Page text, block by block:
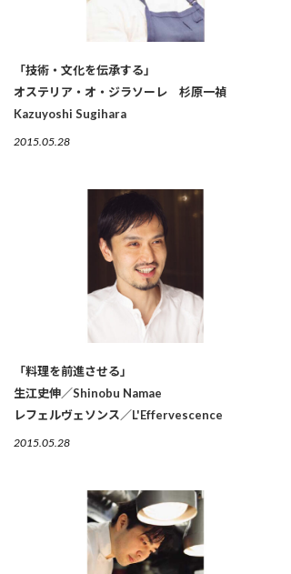
「技術・文化を伝承する」
オステリア・オ・ジラソーレ 杉原一禎
Kazuyoshi Sugihara
2015.05.28
「料理を前進させる」
生江史伸／Shinobu Namae
レフェルヴェソンス／L'Effervescence
2015.05.28